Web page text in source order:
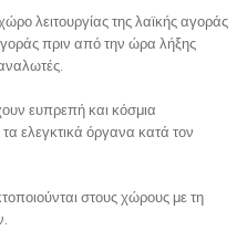
λειτουργίας της λαϊκής αγοράς
πριν από την ώρα λήξης
ευπρεπή και κόσμια
ελεγκτικά όργανα κατά τον
στους χώρους με τη